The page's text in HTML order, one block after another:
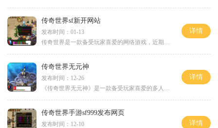
传奇世界sf新开网站
发布时间：01-13
传奇世界是一款备受玩家喜爱的网络游戏，近期有一家名为“传奇世界sf新开网站”的游戏站点开启了，为广大玩家提供了全新的游戏体验。对于喜欢传奇世界的玩家来说，这无疑是一个
详情
传奇世界无元神
发布时间：12-26
《传奇世界无元神》是一款备受玩家喜爱的多人在线角色扮演游戏，它以令人惊叹的3D画面和丰富多样的玩法而闻名于世。在这个虚拟世界中，玩家将扮演一个角色进行冒险任务，与其他
详情
传奇世界手游sf999发布网页
发布时间：12-10
详情